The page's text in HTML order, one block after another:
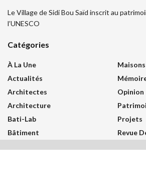
Le Village de Sidi Bou Saïd inscrit au
l’UNESCO
Catégories
À La Une
Actualités
Architectes
Architecture
Bati-Lab
Bâtiment
Maisons
Opinion
Projets
Revue